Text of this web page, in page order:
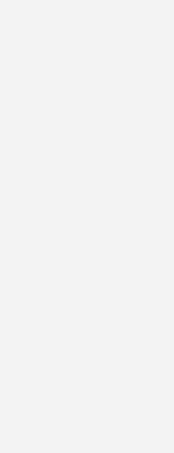
sich die Politik
ein
Das